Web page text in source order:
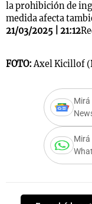
la prohibición de
medida afecta
21/03/2025 | 21:12
FOTO:Axel Kicillof
Mirá
Mirá